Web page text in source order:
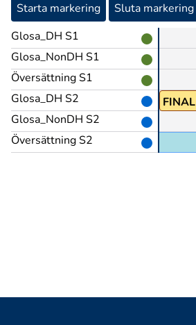
Starta markering Sluta markering
Glosa_DH S1
Glosa_NonDH S1
Översättning S1
Glosa_DH S2
Glosa_NonDH S2
Översättning S2
FINAL